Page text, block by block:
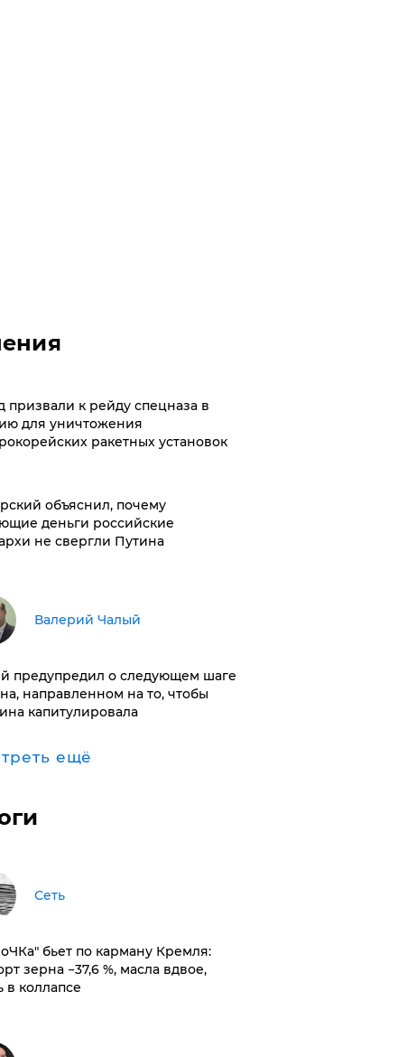
призвали к рейду спецназа в
для уничтожения
ракетных установок
объяснил, почему
деньги российские
не свергли Путина
Валерий Чалый
предупредил о следующем шаге
направленном на то, чтобы
капитулировала
ещё
Сеть
бьет по карману Кремля:
зерна −37,6 %, масла вдвое,
в коллапсе